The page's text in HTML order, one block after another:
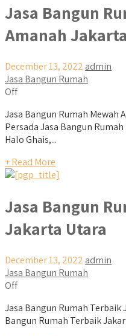
Jasa Bangun
Amanah
December 13, 2022 admin
Jasa Bangun Rumah
Off
Jasa Bangun Rumah Mewah
Persada Jasa Bangun
Halo Ghais,...
+ Read More
Jasa Bangun
Jakarta Utara
December 13, 2022 admin
Jasa Bangun Rumah
Off
Jasa Bangun Rumah Terbaik
Bangun Rumah Terbaik